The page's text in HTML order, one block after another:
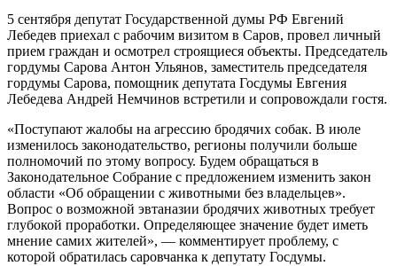
5 сентября депутат Государственной думы РФ Евгений
Лебедев приехал с рабочим визитом в Саров, провел личный
прием граждан и осмотрел строящиеся объекты. Председатель
гордумы Сарова Антон Ульянов, заместитель председателя
гордумы Сарова, помощник депутата Госдумы Евгения
Лебедева Андрей Немчинов встретили и сопровождали гостя.
«Поступают жалобы на агрессию бродячих собак. В июле
изменилось законодательство, регионы получили больше
полномочий по этому вопросу. Будем обращаться в
Законодательное Собрание с предложением изменить закон
области «Об обращении с животными без владельцев».
Вопрос о возможной эвтаназии бродячих животных требует
глубокой проработки. Определяющее значение будет иметь
мнение самих жителей», — комментирует проблему, с
которой обратилась саровчанка к депутату Госдумы.